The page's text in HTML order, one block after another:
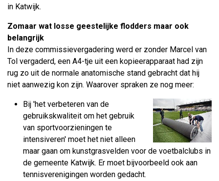
in Katwijk.
Zomaar wat losse geestelijke flodders maar ook
belangrijk
In deze commissievergadering werd er zonder Marcel van
Tol vergaderd, een A4-tje uit een kopieerapparaat had zijn
rug zo uit de normale anatomische stand gebracht dat hij
niet aanwezig kon zijn. Waarover spraken ze nog meer:
Bij 'het verbeteren van de
gebruikskwaliteit om het gebruik
van sportvoorzieningen te
intensiveren' moet het niet alleen
maar gaan om kunstgrasvelden voor de voetbalclubs in
de gemeente Katwijk. Er moet bijvoorbeeld ook aan
tennisverenigingen worden gedacht.